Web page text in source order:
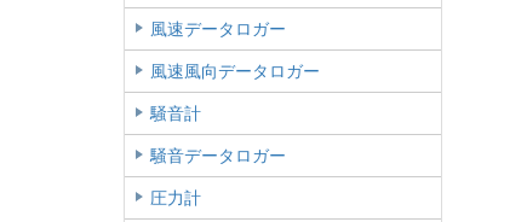
風速データロガー
風速風向データロガー
騒音計
騒音データロガー
圧力計